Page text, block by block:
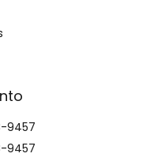
9457
9457